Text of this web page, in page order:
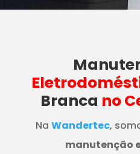
Branca no
Na Wandertec,
manutenção